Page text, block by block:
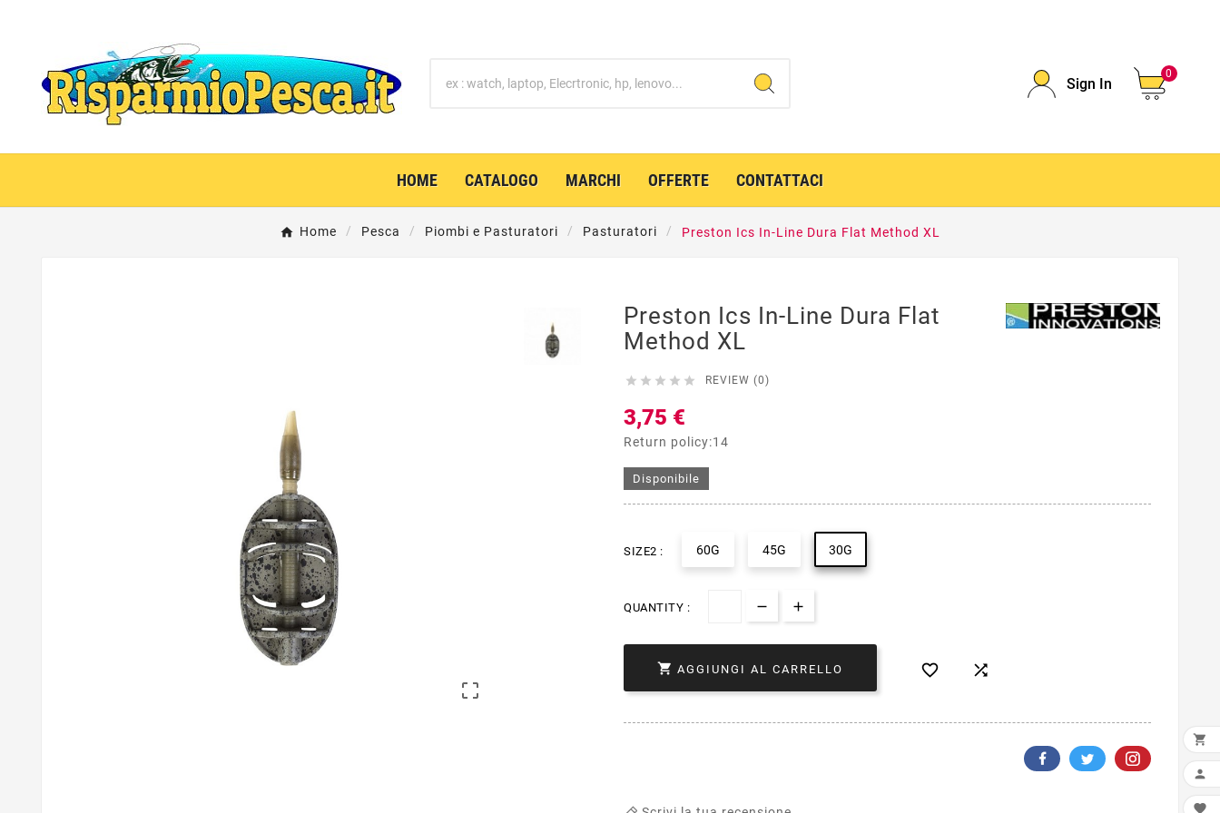
Sign In
0
HOME CATALOGO MARCHI OFFERTE CONTATTACI
Home Pesca Piombi e Pasturatori Pasturatori Preston Ics In-Line Dura Flat Method XL

Preston Ics In-Line Dura Flat
Method XL
     REVIEW (0)
3,75 €
Return policy:14
Disponibile
SIZE2 : 60G 45G 30G
QUANTITY :
 AGGIUNGI AL CARRELLO  


